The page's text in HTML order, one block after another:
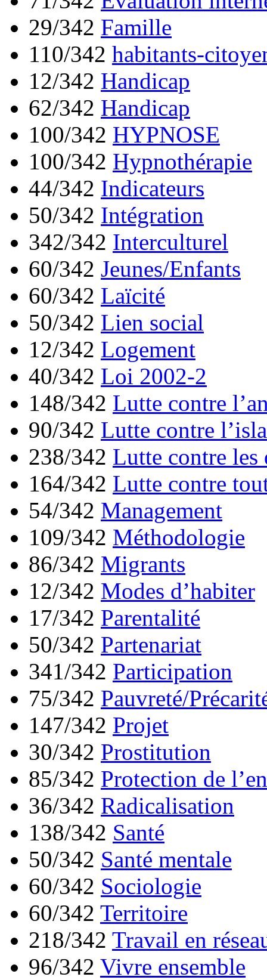
29/342 Famille
110/342 habitants-
12/342 Handicap
62/342 Handicap
100/342 HYPNOSE
100/342 Hypnothérapie
44/342 Indicateurs
50/342 Intégration
342/342 Interculturel
60/342 Jeunes/Enfants
60/342 Laïcité
50/342 Lien social
12/342 Logement
40/342 Loi 2002-2
148/342 Lutte contre
90/342 Lutte contre
238/342 Lutte contre
164/342 Lutte contre
54/342 Management
109/342 Méthodologie
86/342 Migrants
12/342 Modes d’habiter
17/342 Parentalité
50/342 Partenariat
341/342 Participation
75/342 Pauvreté/
147/342 Projet
30/342 Prostitution
85/342 Protection de
36/342 Radicalisation
138/342 Santé
50/342 Santé mentale
60/342 Sociologie
60/342 Territoire
218/342 Travail en
96/342 Vivre ensemble